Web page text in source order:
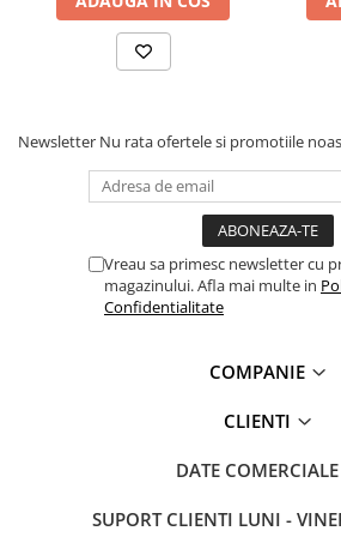
Protecție chimică si biologică
Protecție sudură
Protecție termică (căldură)
Anti-vibrații
Protecție descărcări electrostatice
Protecție specială
Riscuri minime
Mânecuțe (Cotiere)
Newsletter Nu rata ofertele si promotiile
Vreau sa primesc newsletter cu
magazinului. Afla mai multe in
Confidentialitate
COMPANIE
CLIENTI
DATE COMERCIALE
SUPORT CLIENTI LUNI -